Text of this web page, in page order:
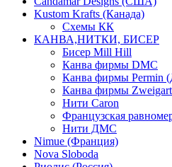
Kustom Krafts (Канада)
Схемы КК
КАНВА,НИТКИ, БИСЕР
Бисер Mill Hill
Канва фирмы DMC
Канва фирмы Permin
Канва фирмы
Нити Caron
Французская
Нити ДМС
Nimue (Франция)
Nova Sloboda